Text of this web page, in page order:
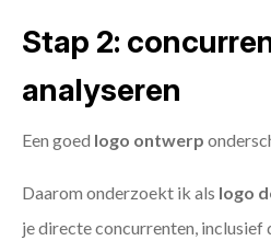
Stap 2:
analyseren
Een goed logo ontwerp
Daarom onderzoekt ik als logo
je directe concurrenten, inclusief